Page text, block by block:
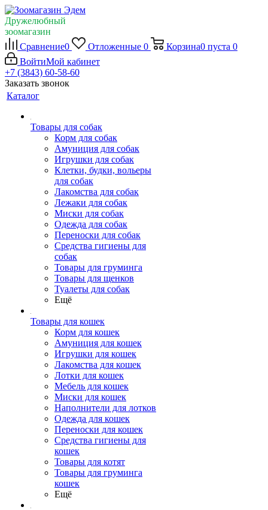
Дружелюбный
зоомагазин
Сравнение0 Отложенные 0 Корзина0 пуста 0
ВойтиМой кабинет
+7 (3843) 60-58-60
Заказать звонок
Каталог
Товары для собак
Корм для собак
Амуниция для собак
Игрушки для собак
Клетки, будки, вольеры
для собак
Лакомства для собак
Лежаки для собак
Миски для собак
Одежда для собак
Переноски для собак
Средства гигиены для
собак
Товары для груминга
Товары для щенков
Туалеты для собак
Ещё
Товары для кошек
Корм для кошек
Амуниция для кошек
Игрушки для кошек
Лакомства для кошек
Лотки для кошек
Мебель для кошек
Миски для кошек
Наполнители для лотков
Одежда для кошек
Переноски для кошек
Средства гигиены для
кошек
Товары для котят
Товары для груминга
кошек
Ещё